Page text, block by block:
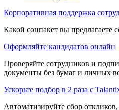
Корпоративная поддержка
Какой соцпакет вы предлагаете
Оформляйте кандидатов онлайн
Проверяйте сотрудников и
документы без бумаг и личных
Ускорьте подбор в 2 раза с
Автоматизируйте сбор